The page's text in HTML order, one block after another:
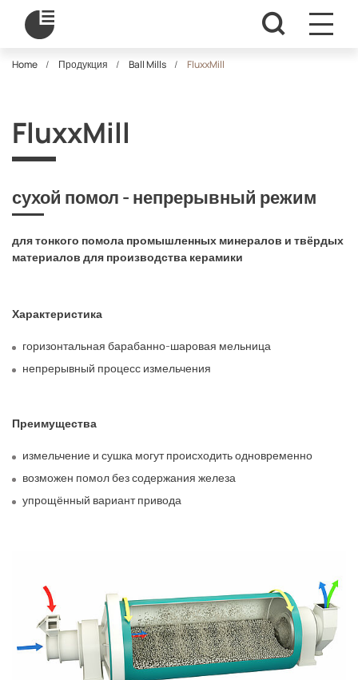
Home Продукция Ball Mills FluxxMill
FluxxMill
сухой помол - непрерывный режим
для тонкого помола промышленных минералов и твёрдых
материалов для производства керамики
Характеристика
горизонтальная барабанно-шаровая мельница
непрерывный процесс измельчения
Преимущества
измельчение и сушка могут происходить одновременно
возможен помол без содержания железа
упрощённый вариант привода